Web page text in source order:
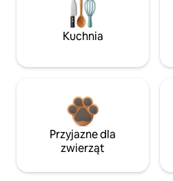
Kuchnia
Przyjazne dla
zwierząt